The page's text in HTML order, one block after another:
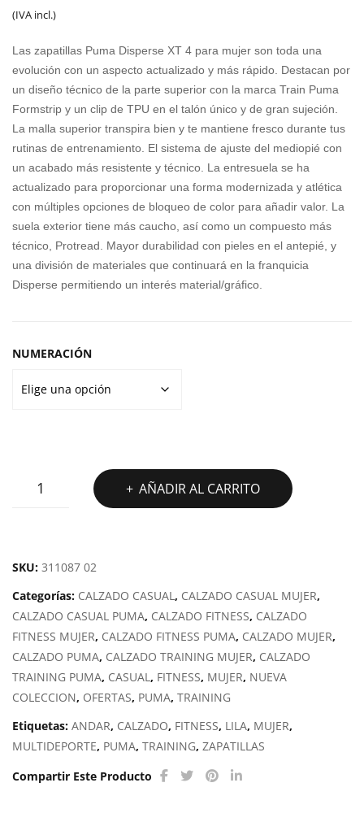
PU
DA
RTE
R
PR
O
MA
WI
ND
original
era:
80,00€.
actual
es:
65,00€.
(IVA incl.)
Las zapatillas Puma Disperse XT 4 para mujer son toda una
evolución con un aspecto actualizado y más rápido. Destacan por
un diseño técnico de la parte superior con la marca Train Puma
Formstrip y un clip de TPU en el talón único y de gran sujeción.
La malla superior transpira bien y te mantiene fresco durante tus
rutinas de entrenamiento. El sistema de ajuste del mediopié con
un acabado más resistente y técnico. La entresuela se ha
actualizado para proporcionar una forma modernizada y atlética
con múltiples opciones de bloqueo de color para añadir valor. La
suela exterior tiene más caucho, así como un compuesto más
técnico, Protread. Mayor durabilidad con pieles en el antepié, y
una división de materiales que continuará en la franquicia
Disperse permitiendo un interés material/gráfico.
NUMERACIÓN
ZAPATILLAS
DISPERSE
4
WNS
LACE
PACK
cantidad
AÑADIR AL CARRITO
SKU: 311087 02
Categorías: CALZADO CASUAL, CALZADO CASUAL MUJER,
CALZADO CASUAL PUMA, CALZADO FITNESS, CALZADO
FITNESS MUJER, CALZADO FITNESS PUMA, CALZADO MUJER,
CALZADO PUMA, CALZADO TRAINING MUJER, CALZADO
TRAINING PUMA, CASUAL, FITNESS, MUJER, NUEVA
COLECCION, OFERTAS, PUMA, TRAINING
Etiquetas: ANDAR, CALZADO, FITNESS, LILA, MUJER,
MULTIDEPORTE, PUMA, TRAINING, ZAPATILLAS
Compartir Este Producto